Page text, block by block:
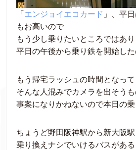
「 エンジョイエコカード 」、平
もお高いので
もう少し乗りたいところではあ
平日の午後から乗り鉄を開始し
もう帰宅ラッシュの時間となっ
そんな人混みでカメラを出そう
事案になりかねないので本日の乗
ちょうど野田阪神駅から新大阪
乗り換えナシでいけるバスがあ